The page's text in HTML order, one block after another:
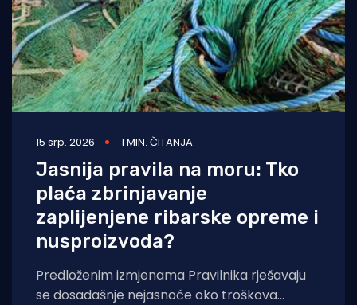
15 srp. 2026 1 MIN. ČITANJA
Jasnija pravila na moru: Tko
plaća zbrinjavanje
zaplijenjene ribarske opreme i
nusproizvoda?
Predloženim izmjenama Pravilnika rješavaju
se dosadašnje nejasnoće oko troškova